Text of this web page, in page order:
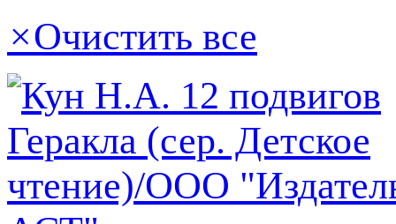
×Очистить все